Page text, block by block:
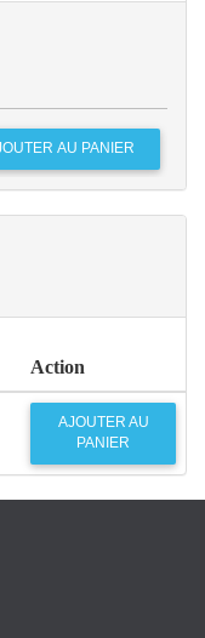
Action
AJOUTER AU
PANIER